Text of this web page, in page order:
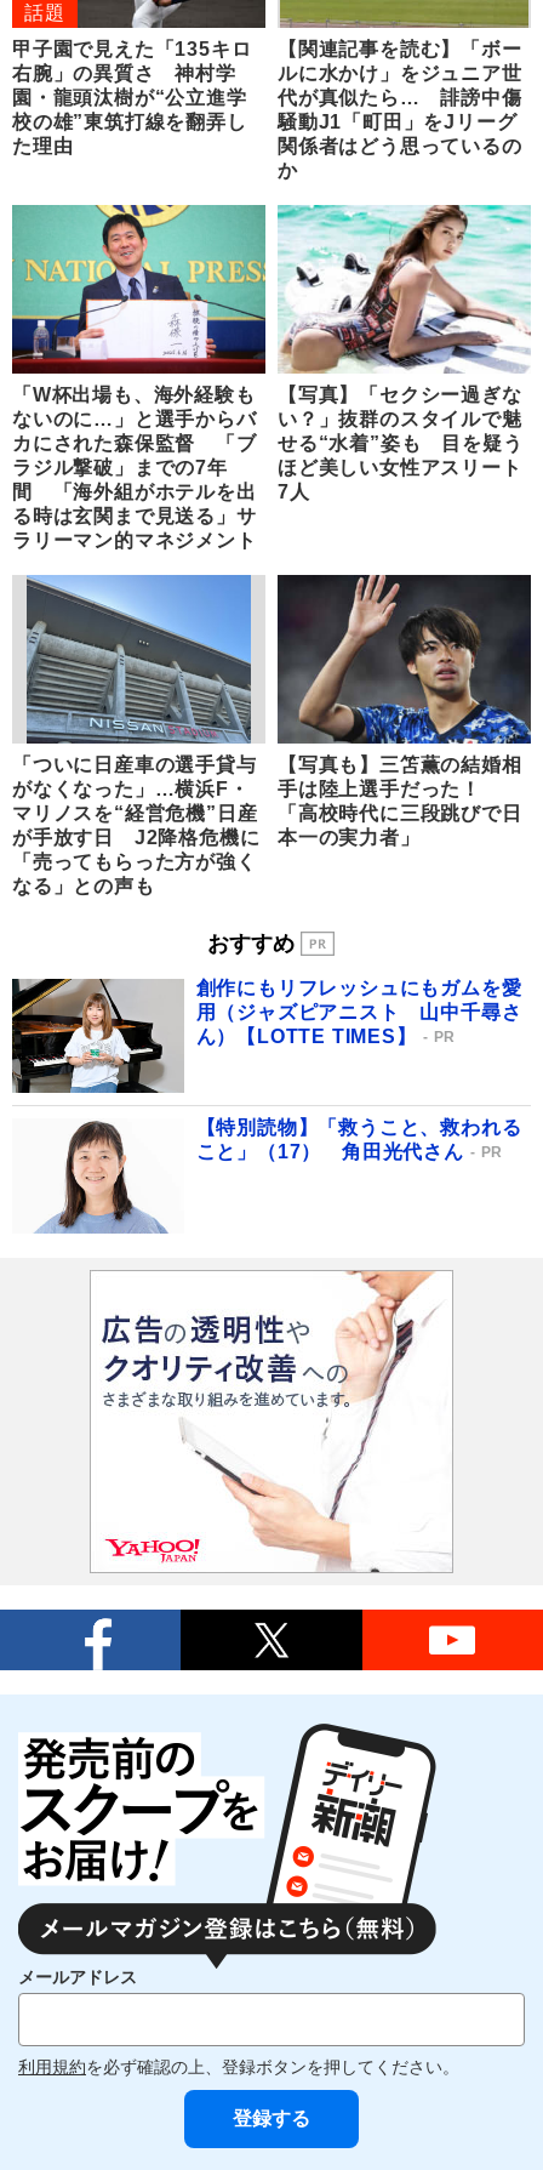
話題
甲子園で見えた「135キロ
右腕」の異質さ 神村学
園・龍頭汰樹が“公立進学
校の雄”東筑打線を翻弄し
た理由
【関連記事を読む】「ボー
ルに水かけ」をジュニア世
代が真似たら… 誹謗中傷
騒動J1「町田」をJリーグ
関係者はどう思っているの
か
「W杯出場も、海外経験も
ないのに…」と選手からバ
カにされた森保監督 「ブ
ラジル撃破」までの7年
間 「海外組がホテルを出
る時は玄関まで見送る」サ
ラリーマン的マネジメント
【写真】「セクシー過ぎな
い？」抜群のスタイルで魅
せる“水着”姿も 目を疑う
ほど美しい女性アスリート
7人
「ついに日産車の選手貸与
がなくなった」…横浜F・
マリノスを“経営危機”日産
が手放す日 J2降格危機に
「売ってもらった方が強く
なる」との声も
【写真も】三笘薫の結婚相
手は陸上選手だった！
「高校時代に三段跳びで日
本一の実力者」
おすすめ
創作にもリフレッシュにもガムを愛
用（ジャズピアニスト 山中千尋さ
ん）【LOTTE TIMES】
PR
【特別読物】「救うこと、救われる
こと」（17） 角田光代さん
PR
メールアドレス
利用規約を必ず確認の上、登録ボタンを押してください。